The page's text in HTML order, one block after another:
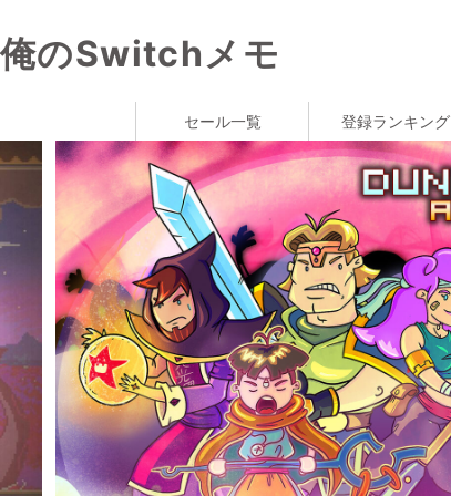
俺のSwitchメモ
セール一覧 登録ランキング